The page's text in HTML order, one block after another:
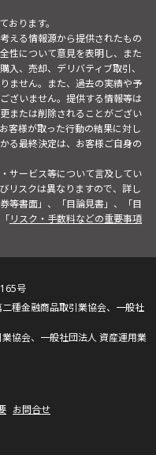
おります。
える情報源から提供されたもの
性について意見を表明し、また
入、売却、デリバティブ取引、
ません。また、過去の実績や予
ざいません。提供する情報等は
または削除されることがござい
客様が取った行動の結果に対し
る最終決定は、お客様ご自身の
サービス等について言及してい
リスクは異なりますので、詳し
等書面」、「目論見書」、「目
リスク・手数料などの重要事項
号
種金融商品取引業協会、一般社
協会、一般社団法人 資産運用業
お問合せ